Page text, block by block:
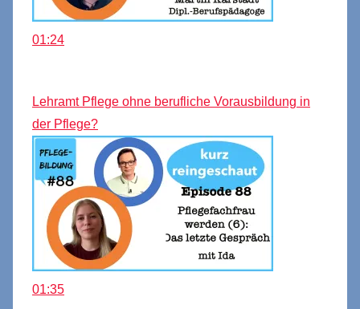
01:24
Lehramt Pflege ohne berufliche Vorausbildung in
der Pflege?
01:35